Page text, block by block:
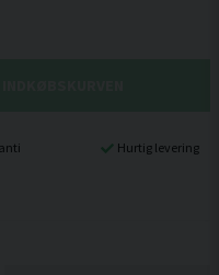
Hurtig levering